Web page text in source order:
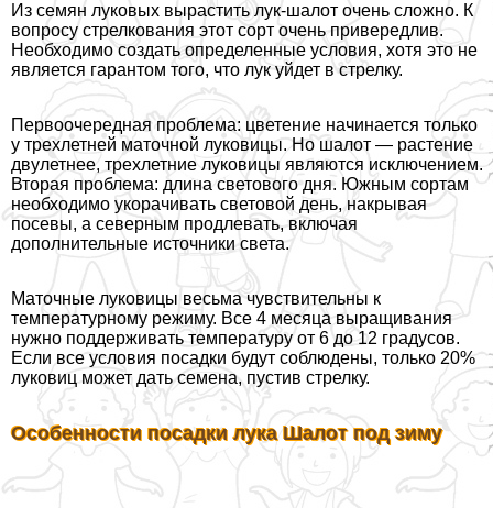
Из семян луковых вырастить лук-шалот очень сложно. К
вопросу стрелкования этот сорт очень привередлив.
Необходимо создать определенные условия, хотя это не
является гарантом того, что лук уйдет в стрелку.
Первоочередная проблема: цветение начинается только
у трехлетней маточной луковицы. Но шалот — растение
двулетнее, трехлетние луковицы являются исключением.
Вторая проблема: длина светового дня. Южным сортам
необходимо укорачивать световой день, накрывая
посевы, а северным продлевать, включая
дополнительные источники света.
Маточные луковицы весьма чувствительны к
температурному режиму. Все 4 месяца выращивания
нужно поддерживать температуру от 6 до 12 градусов.
Если все условия посадки будут соблюдены, только 20%
луковиц может дать семена, пустив стрелку.
Особенности посадки лука Шалот под зиму